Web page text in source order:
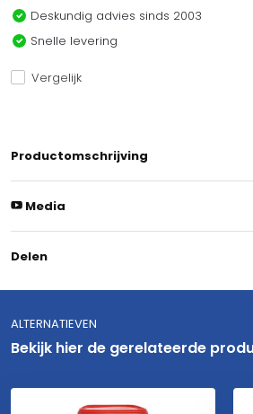
Deskundig advies sinds 2003
Snelle levering
Vergelijk
Productomschrijving
Media
Delen
ALTERNATIEVEN
Bekijk hier de gerelateerde